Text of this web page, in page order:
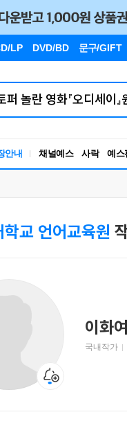
LP DVD/BD 문구/GIFT
안내 채널예스 사락 예스
교 언어교육원
이화
국내작가